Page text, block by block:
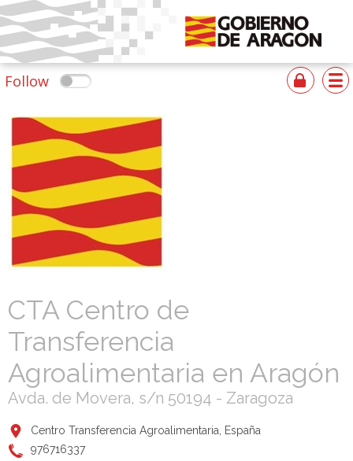
Follow
CTA Centro de
Transferencia
Agroalimentaria en Aragón
Avda. de Movera, s/n 50194 - Zaragoza
Centro Transferencia Agroalimentaria, España
976716337